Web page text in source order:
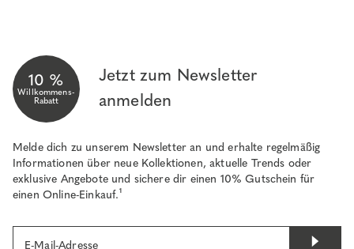
10 %
Willkommens-
Rabatt
Jetzt zum Newsletter
anmelden
Melde dich zu unserem Newsletter an und erhalte regelmäßig
Informationen über neue Kollektionen, aktuelle Trends oder
exklusive Angebote und sichere dir einen 10% Gutschein für
einen Online-Einkauf.¹
E-Mail-Adresse